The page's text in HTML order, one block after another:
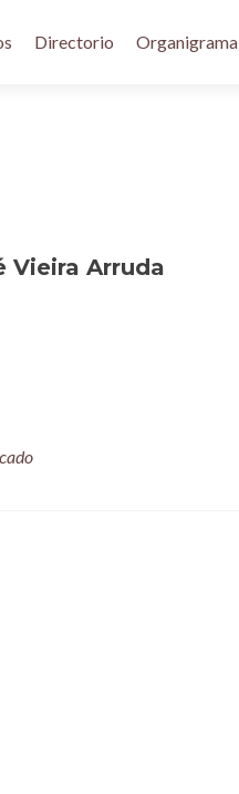
Directorio Organigrama
Vieira Arruda